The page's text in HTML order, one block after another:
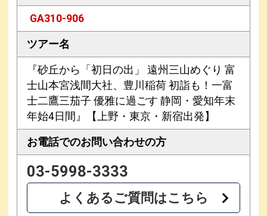
GA310-906
ツアー名
『砂丘から「初日の出」 遠州三山めぐり 富
士山本宮浅間大社、豊川稲荷 初詣も！一富
士二鷹三茄子 優雅に過ごす 静岡・愛知年末
年始4日間』【上野・東京・新宿出発】
お電話でのお問い合わせの方
03-5998-3333
よくあるご質問はこちら